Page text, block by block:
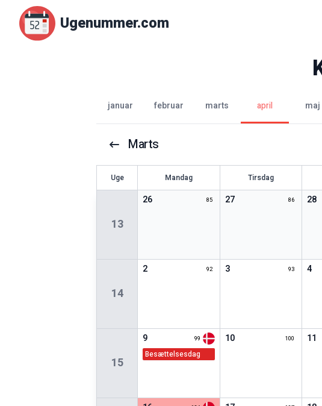
Ugenummer.com
januar februar marts april maj
Marts
Uge Mandag Tirsdag
13
26 85 27 86 28
14
2 92 3 93 4
15
9 99
besættelsesdag
10 100 11